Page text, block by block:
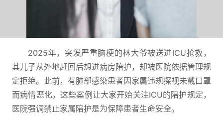
2025年，突发严重脑梗的林大爷被送进ICU抢救，
其儿子从外地赶回后想进病房陪护，却被医院依据管理规
定拒绝。此前，有肺部感染患者因家属违规探视未戴口罩
而病情恶化。这些案例让大家开始关注ICU的陪护规定，
医院强调禁止家属陪护是为保障患者生命安全。